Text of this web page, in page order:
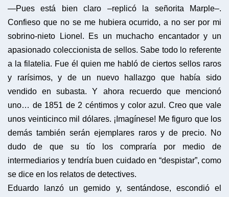
—Pues está bien claro –replicó la señorita Marple–.
Confieso que no se me hubiera ocurrido, a no ser por mi
sobrino-nieto Lionel. Es un muchacho encantador y un
apasionado coleccionista de sellos. Sabe todo lo referente
a la filatelia. Fue él quien me habló de ciertos sellos raros
y rarísimos, y de un nuevo hallazgo que había sido
vendido en subasta. Y ahora recuerdo que mencionó
uno… de 1851 de 2 céntimos y color azul. Creo que vale
unos veinticinco mil dólares. ¡Imagínese! Me figuro que los
demás también serán ejemplares raros y de precio. No
dudo de que su tío los compraría por medio de
intermediarios y tendría buen cuidado en “despistar”, como
se dice en los relatos de detectives.
Eduardo lanzó un gemido y, sentándose, escondió el